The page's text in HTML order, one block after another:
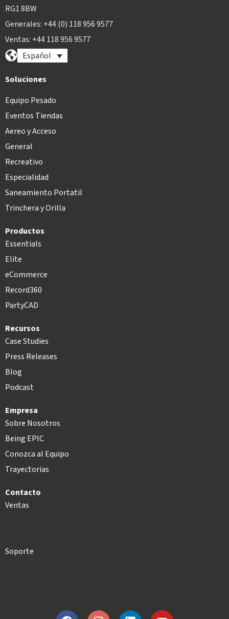
RG1 8BW
Generales: +44 (0) 118 956 9577
Ventas: +44 118 956 9577
Español
Soluciones
Equipo Pesado
Eventos Tiendas
Aereo y Acceso
General
Recreativo
Especialidad
Saneamiento Portatil
Trinchera y Orilla
Productos
Essentials
Elite
eCommerce
Record360
PartyCAD
Recursos
Case Studies
Press Releases
Blog
Podcast
Empresa
Sobre Nosotros
Being EPIC
Conozca al Equipo
Trayectorias
Contacto
Ventas
Soporte